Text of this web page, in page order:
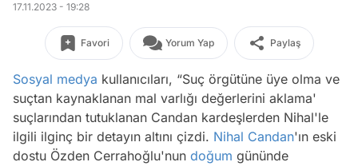
17.11.2023 - 19:28
Favori Yorum Yap Paylaş
Sosyal medya kullanıcıları, “Suç örgütüne üye olma ve
suçtan kaynaklanan mal varlığı değerlerini aklama'
suçlarından tutuklanan Candan kardeşlerden Nihal'le
ilgili ilginç bir detayın altını çizdi. Nihal Candan'ın eski
dostu Özden Cerrahoğlu'nun doğum gününde